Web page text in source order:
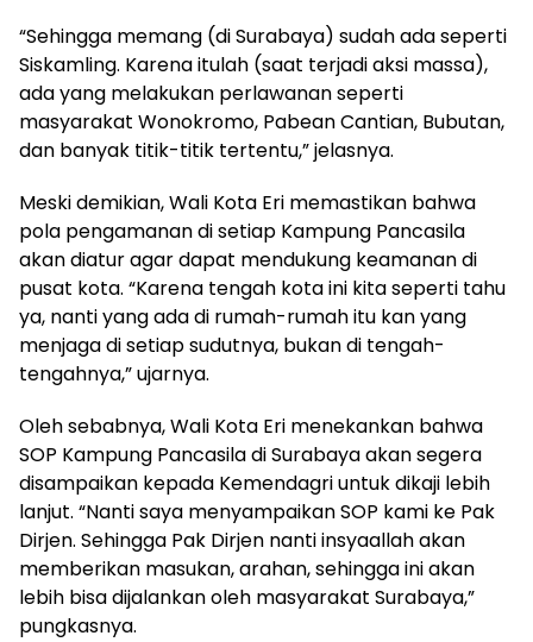
“Sehingga memang (di Surabaya) sudah ada seperti
Siskamling. Karena itulah (saat terjadi aksi massa),
ada yang melakukan perlawanan seperti
masyarakat Wonokromo, Pabean Cantian, Bubutan,
dan banyak titik-titik tertentu,” jelasnya.
Meski demikian, Wali Kota Eri memastikan bahwa
pola pengamanan di setiap Kampung Pancasila
akan diatur agar dapat mendukung keamanan di
pusat kota. “Karena tengah kota ini kita seperti tahu
ya, nanti yang ada di rumah-rumah itu kan yang
menjaga di setiap sudutnya, bukan di tengah-
tengahnya,” ujarnya.
Oleh sebabnya, Wali Kota Eri menekankan bahwa
SOP Kampung Pancasila di Surabaya akan segera
disampaikan kepada Kemendagri untuk dikaji lebih
lanjut. “Nanti saya menyampaikan SOP kami ke Pak
Dirjen. Sehingga Pak Dirjen nanti insyaallah akan
memberikan masukan, arahan, sehingga ini akan
lebih bisa dijalankan oleh masyarakat Surabaya,”
pungkasnya.